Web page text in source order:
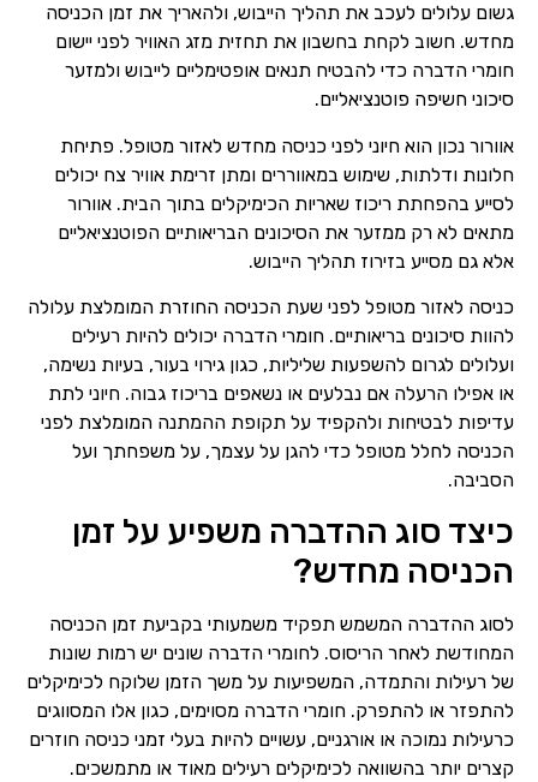
גשום עלולים לעכב את תהליך הייבוש, ולהאריך את זמן הכניסה
מחדש. חשוב לקחת בחשבון את תחזית מזג האוויר לפני יישום
חומרי הדברה כדי להבטיח תנאים אופטימליים לייבוש ולמזער
סיכוני חשיפה פוטנציאליים.
אוורור נכון הוא חיוני לפני כניסה מחדש לאזור מטופל. פתיחת
חלונות ודלתות, שימוש במאווררים ומתן זרימת אוויר צח יכולים
לסייע בהפחתת ריכוז שאריות הכימיקלים בתוך הבית. אוורור
מתאים לא רק ממזער את הסיכונים הבריאותיים הפוטנציאליים
אלא גם מסייע בזירוז תהליך הייבוש.
כניסה לאזור מטופל לפני שעת הכניסה החוזרת המומלצת עלולה
להוות סיכונים בריאותיים. חומרי הדברה יכולים להיות רעילים
ועלולים לגרום להשפעות שליליות, כגון גירוי בעור, בעיות נשימה,
או אפילו הרעלה אם נבלעים או נשאפים בריכוז גבוה. חיוני לתת
עדיפות לבטיחות ולהקפיד על תקופת ההמתנה המומלצת לפני
הכניסה לחלל מטופל כדי להגן על עצמך, על משפחתך ועל
הסביבה.
כיצד סוג ההדברה משפיע על זמן
הכניסה מחדש?
לסוג ההדברה המשמש תפקיד משמעותי בקביעת זמן הכניסה
המחודשת לאחר הריסוס. לחומרי הדברה שונים יש רמות שונות
של רעילות והתמדה, המשפיעות על משך הזמן שלוקח לכימיקלים
להתפזר או להתפרק. חומרי הדברה מסוימים, כגון אלו המסווגים
כרעילות נמוכה או אורגניים, עשויים להיות בעלי זמני כניסה חוזרים
קצרים יותר בהשוואה לכימיקלים רעילים מאוד או מתמשכים.